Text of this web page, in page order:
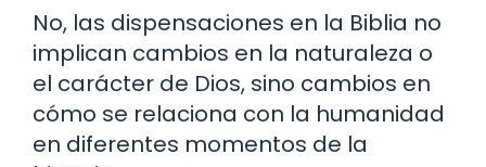
No, las dispensaciones en la Biblia no
implican cambios en la naturaleza o
el carácter de Dios, sino cambios en
cómo se relaciona con la humanidad
en diferentes momentos de la